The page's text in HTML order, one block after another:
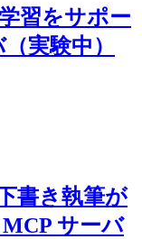
習をサポー
実験中）
書き執筆が
サーバ